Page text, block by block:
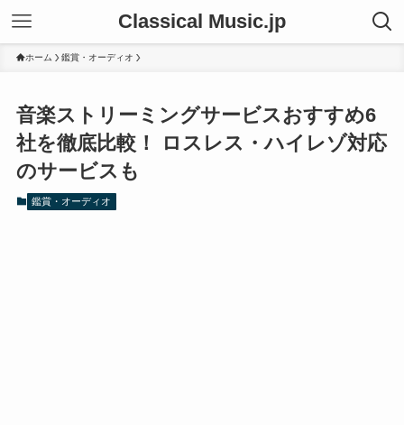
Classical Music.jp
ホーム 鑑賞・オーディオ
音楽ストリーミングサービスおすすめ6
社を徹底比較！ ロスレス・ハイレゾ対応
のサービスも
鑑賞・オーディオ